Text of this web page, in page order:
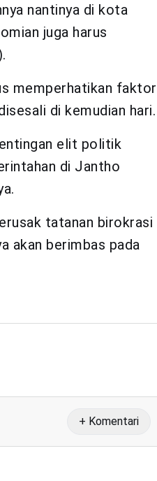
nantinya di kota
juga harus
memperhatikan faktor
di kemudian hari.
elit politik
di Jantho
tatanan birokrasi
akan berimbas pada
+ Komentari